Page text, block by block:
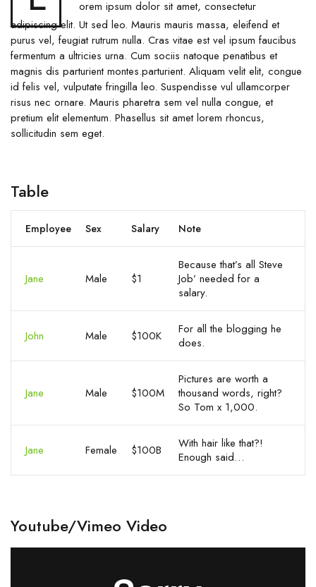
orem ipsum dolor sit amet, consectetur
adipiscing elit. Ut sed leo. Mauris mauris massa, eleifend et
purus vel, feugiat rutrum nulla. Cras vitae est vel ipsum faucibus
fermentum a ultricies urna. Cum sociis natoque penatibus et
magnis dis parturient montes.parturient. Aliquam velit elit, congue
id felis vel, vulputate fringilla leo. Suspendisse vul ullamcorper
risus nec ornare. Mauris pharetra sem vel nulla congue, et
pretium elit elementum. Phasellus sit amet lorem rhoncus,
sollicitudin sem eget.
Table
Employee Sex Salary Note
Jane Male $1
Because that’s all Steve
Job’ needed for a
salary.
John Male $100K
For all the blogging he
does.
Jane Male $100M
Pictures are worth a
thousand words, right?
So Tom x 1,000.
Jane Female $100B
With hair like that?!
Enough said…
Youtube/Vimeo Video